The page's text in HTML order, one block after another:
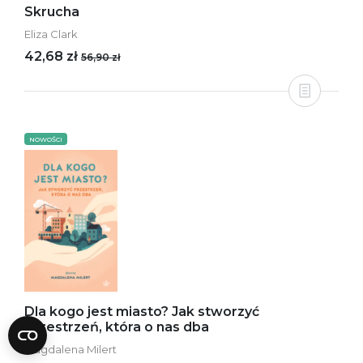
Skrucha
Eliza Clark
42,68 zł 56,90 zł
NOWOŚCI
Dla kogo jest miasto? Jak stworzyć
przestrzeń, która o nas dba
Magdalena Milert